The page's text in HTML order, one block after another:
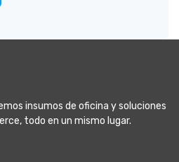
insumos de oficina y soluciones
todo en un mismo lugar.